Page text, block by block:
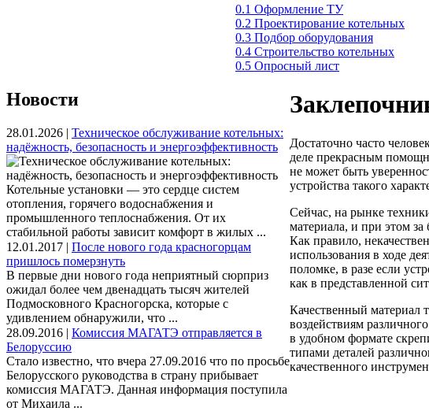
0.1 Оформление ТУ
0.2 Проектирование котельных
0.3 Подбор оборудования
0.4 Строительство котельных
0.5 Опросный лист
Новости
28.01.2026 | Техническое обслуживание котельных:
надёжность, безопасность и энергоэффективность
Котельные установки — это сердце систем
отопления, горячего водоснабжения и
промышленного теплоснабжения. От их
стабильной работы зависит комфорт в жилых ...
12.01.2017 | После нового года красногорцам
пришлось померзнуть
В первые дни нового года неприятный сюрприз
ожидал более чем двенадцать тысяч жителей
Подмосковного Красногорска, которые с
удивлением обнаружили, что ...
28.09.2016 | Комиссия МАГАТЭ отправляется в
Белоруссию
Стало известно, что вчера 27.09.2016 что по просьбе
Белорусского руководства в страну прибывает
комиссия МАГАТЭ. Данная информация поступила
от Михаила ...
Достаточно часто
деле прекрасным
не может быть
устройства такого
Сейчас, на рынке
материала, и при этом за
Как правило,
использования в ходе
поломке, в разе если
как в представленной
Качественный материал
воздействиям
в удобном формате
типами деталей
качественного